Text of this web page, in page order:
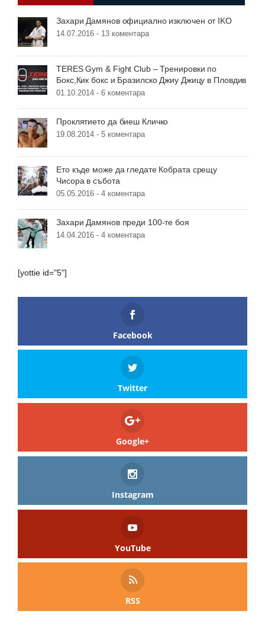
Захари Дамянов официално изключен от IKO
14.07.2016 - 13 коментара
TERES Gym & Fight Club – Тренировки по
Бокс,Кик бокс и Бразилско Джиу Джицу в Пловдив
01.10.2014 - 6 коментара
Проклятието да биеш Кличко
19.08.2014 - 5 коментара
Ето къде може да гледате Кобрата срещу
Чисора в събота
05.05.2016 - 4 коментара
Захари Дамянов преди 100-те боя
14.04.2016 - 4 коментара
[yottie id="5"]
Facebook
Twitter
Google+
Instagram
YouTube
RSS